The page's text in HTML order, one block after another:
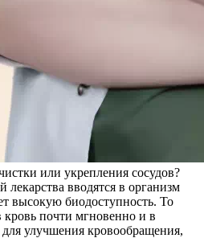
или укрепления сосудов?
вводятся в организм
высокую биодоступность. То
кровь почти мгновенно и в
улучшения кровообращения,